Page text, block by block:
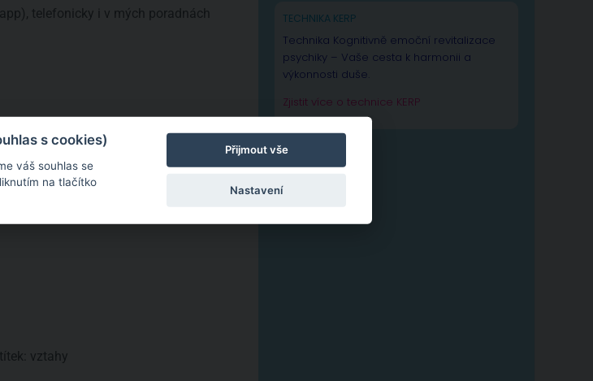
telefonicky i v mých poradnách
vztahy
TECHNIKA KERP
Technika Kognitivně emoční revitalizace
psychiky – Vaše cesta k harmonii a
výkonnosti duše.
Zjistit více o technice KERP
s cookies)
váš souhlas se
na tlačítko
Přijmout vše
Nastavení